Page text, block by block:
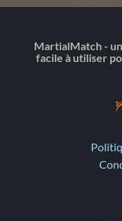
MartialMatch -
facile à utiliser